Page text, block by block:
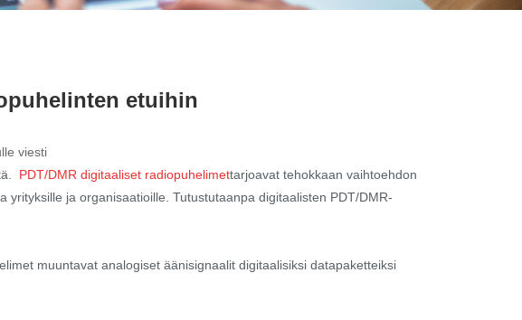
etuihin
viesti
PDT/DMR digitaaliset radiopuhelimettarjoavat tehokkaan vaihtoehdon
ja organisaatioille. Tutustutaanpa digitaalisten PDT/DMR-
muuntavat analogiset äänisignaalit digitaalisiksi datapaketteiksi